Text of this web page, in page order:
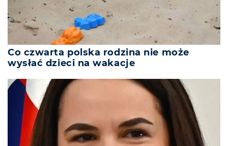
Co czwarta polska rodzina nie może
wysłać dzieci na wakacje